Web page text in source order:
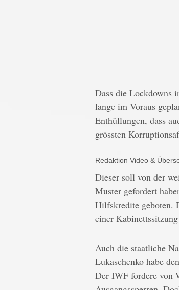
Dass die Lockdowns
lange im Voraus
Enthüllungen, dass
grössten
Redaktion Video &
Dieser soll von der
Muster gefordert
Hilfskredite geboten.
einer
Auch die staatliche
Lukaschenko habe
Der IWF fordere von